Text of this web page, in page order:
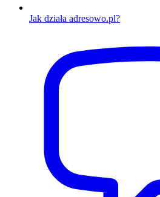
Jak działa adresowo.pl?